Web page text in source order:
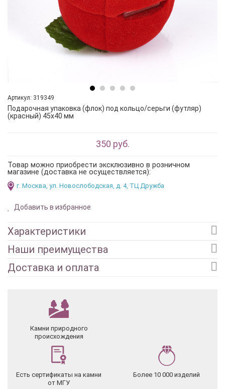
Артикул: 319349
Подарочная упаковка (флок) под кольцо/серьги (футляр)
(красный) 45х40 мм
350 руб.
Товар можно приобрести эксклюзивно в розничном
магазине (доставка не осуществляется):
г. Москва, ул. Новослободская, д. 4, ТЦ Дружба
Добавить в избранное
Характеристики
Наши преимущества
Доставка и оплата
Камни природного
происхождения
Есть сертификаты на камни
от МГУ
Более 10 000 изделий